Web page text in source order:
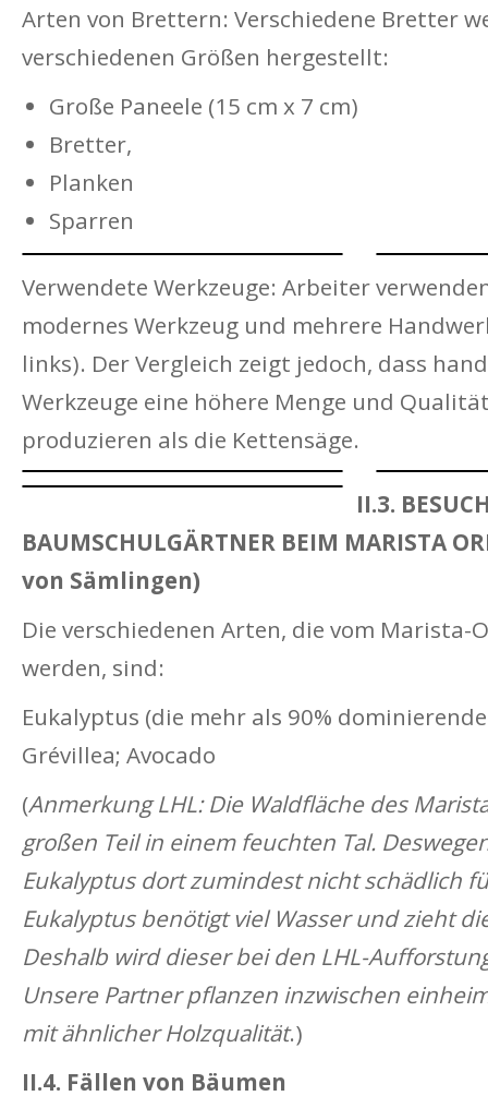
Arten von Brettern: Verschiedene Bretter
verschiedenen Größen hergestellt:
Große Paneele (15 cm x 7 cm)
Bretter,
Planken
Sparren
Verwendete Werkzeuge: Arbeiter
modernes Werkzeug und mehrere
links). Der Vergleich zeigt jedoch, dass
Werkzeuge eine höhere Menge und
produzieren als die Kettensäge.
II.3.
BAUMSCHULGÄRTNER BEIM MARISTA
von Sämlingen)
Die verschiedenen Arten, die vom
werden, sind:
Eukalyptus (die mehr als 90%
Grévillea; Avocado
(Anmerkung LHL: Die Waldfläche des
großen Teil in einem feuchten Tal.
Eukalyptus dort zumindest nicht schädlich
Eukalyptus benötigt viel Wasser und zieht
Deshalb wird dieser bei den LHL-
Unsere Partner pflanzen inzwischen
mit ähnlicher Holzqualität.)
II.4. Fällen von Bäumen